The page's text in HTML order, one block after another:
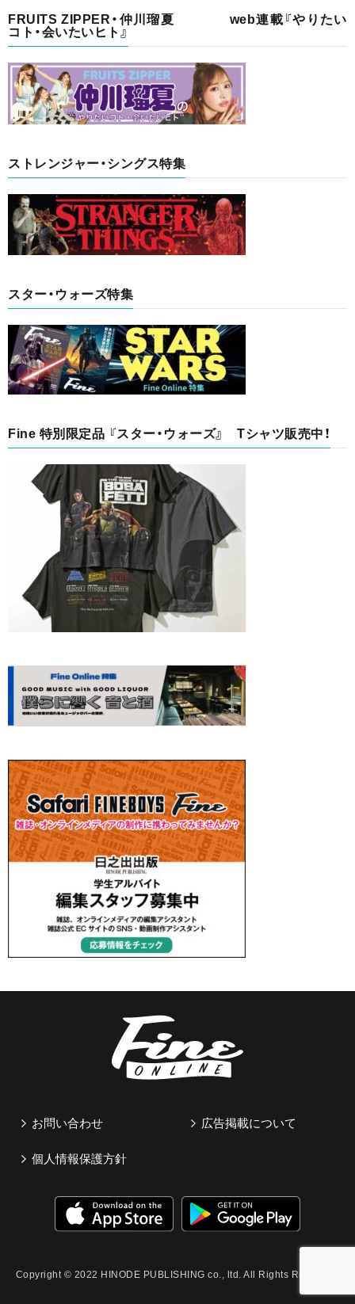
FRUITS ZIPPER・仲川瑠夏 web連載『やりたい
コト・会いたいヒト』
ストレンジャー・シングス特集
スター・ウォーズ特集
Fine 特別限定品 『スター・ウォーズ』 Tシャツ販売中！
お問い合わせ 広告掲載について
個人情報保護方針
Copyright © 2022 HINODE PUBLISHING co., ltd. All Rights Reserved.